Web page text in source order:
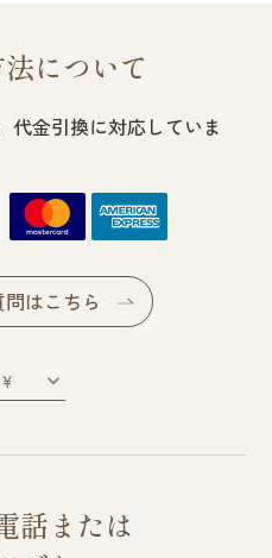
について
代金引換に対応していま
はこちら
話または